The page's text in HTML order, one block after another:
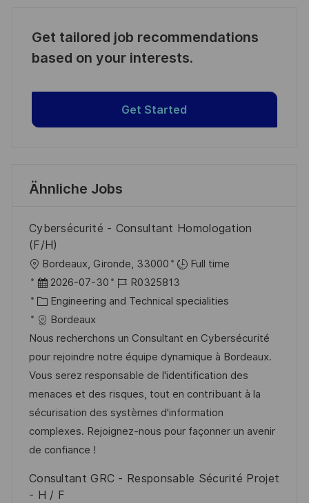
Get tailored job recommendations
based on your interests.
Get Started
Ähnliche Jobs
Cybersécurité - Consultant Homologation
(F/H)
O
r
t
Bordeaux, Gironde, 33000
Full time
D
a
t
u
m
d
e
r
V
e
ö
2026-07-30
J
o
-
I
D
R0325813
K
a
t
e
g
o
r
i
e
Engineering and Technical specialities
Bordeaux
Nous recherchons un Consultant en Cybersécurité
pour rejoindre notre équipe dynamique à Bordeaux.
Vous serez responsable de l'identification des
menaces et des risques, tout en contribuant à la
sécurisation des systèmes d'information
complexes. Rejoignez-nous pour façonner un avenir
de confiance !
Consultant GRC - Responsable Sécurité Projet
- H / F